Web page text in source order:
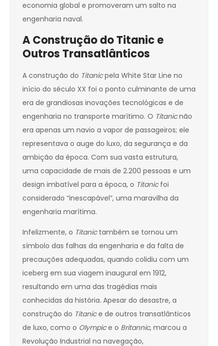
economia global e promoveram um salto na
engenharia naval.
A Construção do Titanic e
Outros Transatlânticos
A construção do Titanicpela White Star Line no
início do século XX foi o ponto culminante de uma
era de grandiosas inovações tecnológicas e de
engenharia no transporte marítimo. O Titanicnão
era apenas um navio a vapor de passageiros; ele
representava o auge do luxo, da segurança e da
ambição da época. Com sua vasta estrutura,
uma capacidade de mais de 2.200 pessoas e um
design imbatível para a época, o Titanicfoi
considerado “inescapável”, uma maravilha da
engenharia marítima.
Infelizmente, o Titanictambém se tornou um
símbolo das falhas da engenharia e da falta de
precauções adequadas, quando colidiu com um
iceberg em sua viagem inaugural em 1912,
resultando em uma das tragédias mais
conhecidas da história. Apesar do desastre, a
construção do Titanice de outros transatlânticos
de luxo, como o Olympice o Britannic, marcou a
Revolução Industrial na navegação,